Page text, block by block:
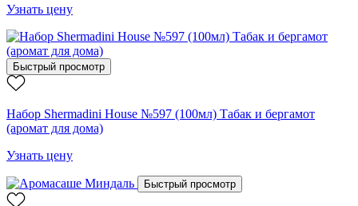
Узнать цену
Быстрый просмотр
Набор Shermadini House №597 (100мл) Табак и бергамот
(аромат для дома)
Узнать цену
Быстрый просмотр